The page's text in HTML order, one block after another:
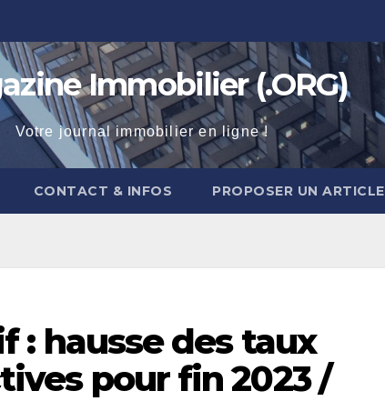
Immobilier (.ORG)
Votre journal immobilier en ligne !
CONTACT & INFOS PROPOSER UN ARTICLE
: hausse des taux
pour fin 2023 /